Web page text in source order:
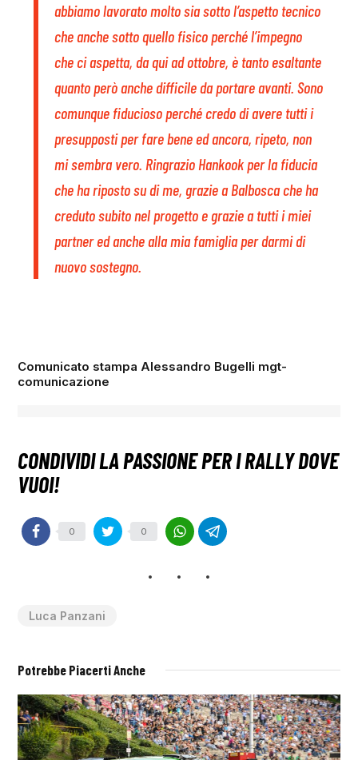
abbiamo lavorato molto sia sotto l’aspetto tecnico
che anche sotto quello fisico perché l’impegno
che ci aspetta, da qui ad ottobre, è tanto esaltante
quanto però anche difficile da portare avanti. Sono
comunque fiducioso perché credo di avere tutti i
presupposti per fare bene ed ancora, ripeto, non
mi sembra vero. Ringrazio Hankook per la fiducia
che ha riposto su di me, grazie a Balbosca che ha
creduto subito nel progetto e grazie a tutti i miei
partner ed anche alla mia famiglia per darmi di
nuovo sostegno.
Comunicato stampa Alessandro Bugelli mgt-
comunicazione
0 0
Luca Panzani
Potrebbe Piacerti Anche